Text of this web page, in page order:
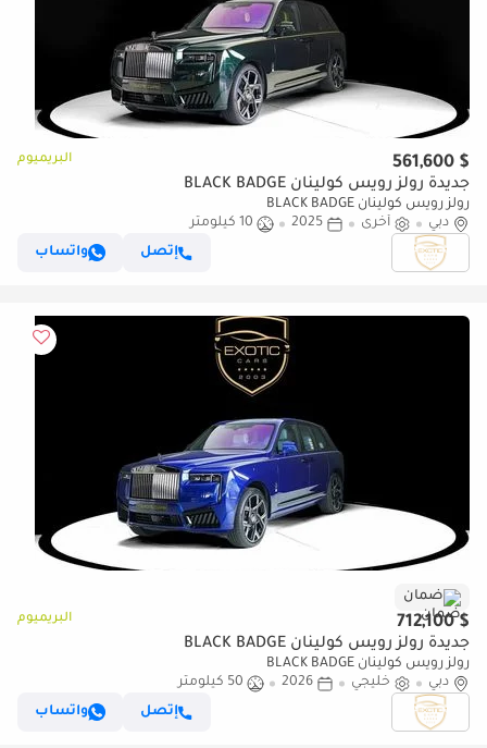
$ 561,600 البريميوم
جديدة رولز رويس كولينان BLACK BADGE
رولز رويس كولينان BLACK BADGE
دبي
أخرى 2025
10 كيلومتر
إتصل
واتساب
ضمان
$ 712,100 البريميوم
جديدة رولز رويس كولينان BLACK BADGE
رولز رويس كولينان BLACK BADGE
دبي
خليجي 2026
50 كيلومتر
إتصل
واتساب